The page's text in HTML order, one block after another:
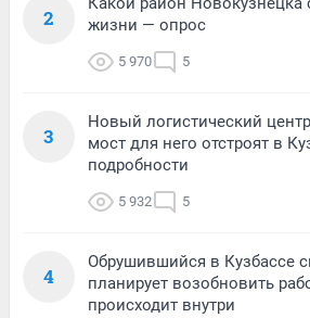
2
жизни — опрос
5 970 5
3
Новый логистический
мост для него отстроят в
подробности
5 932 5
4
Обрушившийся в Кузбассе
планирует возобновить
происходит внутри